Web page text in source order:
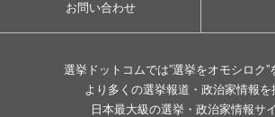
お問い合わせ
選挙ドットコムでは”選挙をオモシロク”
より多くの選挙報道・政治家情報を
日本最大級の選挙・政治家情報サ